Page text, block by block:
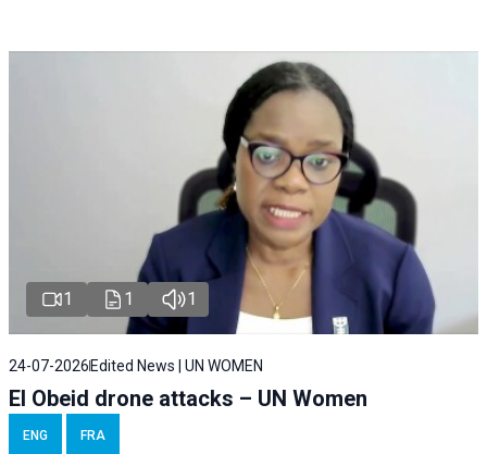
1 1 1
24-07-2026Edited News | UN WOMEN
El Obeid drone attacks – UN Women
ENG FRA